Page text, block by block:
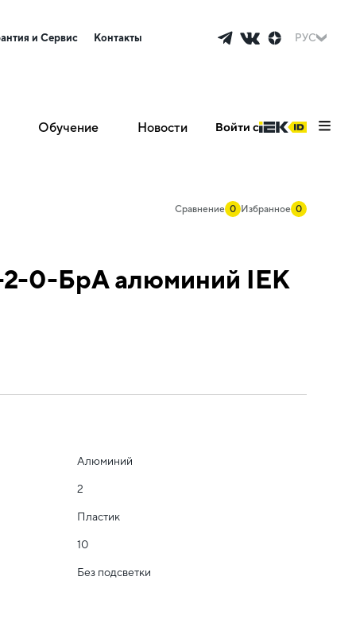
и Сервис Контакты РУС
Обучение Новости Войти с
Сравнение 0 Избранное 0
2-0-БрА алюминий IEK
Алюминий
2
Пластик
10
Без подсветки